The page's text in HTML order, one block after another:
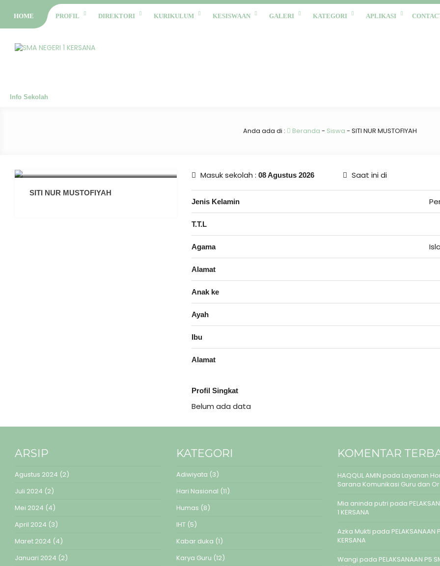
HOME PROFIL DIREKTORI KURIKULUM KESISWAAN GALERI KATEGORI APLIKASI
Info Sekolah
Anda ada di : Beranda - Siswa - SITI NUR MUSTOFIYAH
SITI NUR MUSTOFIYAH
Masuk sekolah : 08 Agustus 2026 Saat ini di
Jenis Kelamin
T.T.L
Agama
Alamat
Anak ke
Ayah
Ibu
Alamat
Profil Singkat
Belum ada data
ARSIP
Agustus 2024 (2)
Juli 2024 (2)
Mei 2024 (4)
April 2024 (3)
Maret 2024 (4)
Januari 2024 (2)
KATEGORI
Adiwiyata (3)
Hari Nasional (11)
Humas (8)
IHT(5)
Kabar duka (1)
Karya Guru (12)
KOMENTAR
HAQQUL AMIN pada Layanan
Sarana Komunikasi Guru dan
Mia aninda putri pada
1 KERSANA
Azka Mukti pada PELAKSANAAN
KERSANA
Wangi pada PELAKSANAAN P5